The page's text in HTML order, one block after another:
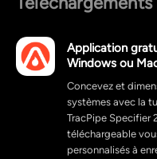
Application
Windows ou
Concevez et
systèmes avec la
TracPipe Specifier
téléchargeable
personnalisés à